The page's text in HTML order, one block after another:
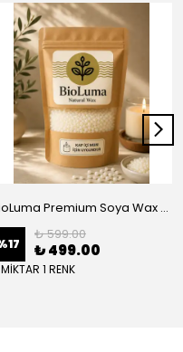
BioLuma Premium Soya Wax - Kap İçi Mumlar İçin Boncuk Form
17
₺ 599.00
₺ 499.00
1 RENK